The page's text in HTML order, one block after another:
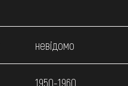
невідомо
1950-1960